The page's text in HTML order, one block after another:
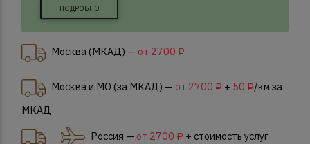
ПОДРОБНО
Москва (МКАД) — от 2700 ₽
Москва и МО (за МКАД) — от 2700 ₽ + 50 ₽/км за
МКАД
Россия — от 2700 ₽ + стоимость услуг